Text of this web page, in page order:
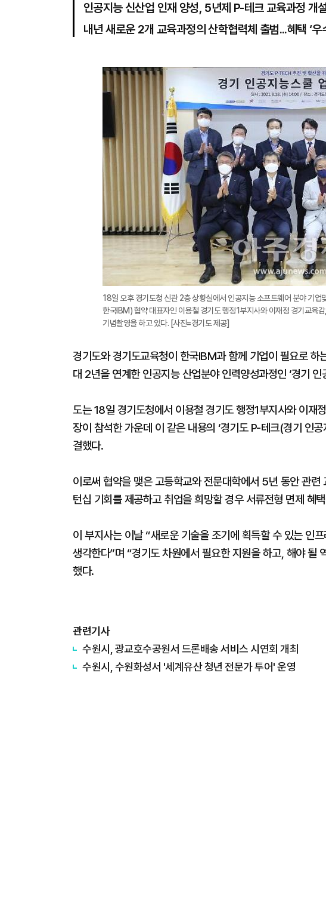
인공지능 신산업 인재 양성, 5년제 P-테크 교육과정 개
내년 새로운 2개 교육과정의 산학협력체 출범...혜택 ‘우
18일 오후 경기도청 신관 2층 상황실에서 인공지능 소프트웨어 분야 기
한국IBM) 협약 대표자인 이용철 경기도 행정1부지사와 이재정 경기교육
기념촬영을 하고 있다. [사진=경기도 제공]
경기도와 경기도교육청이 한국IBM과 함께 기업이 필요로
대 2년을 연계한 인공지능 산업분야 인력양성과정인 ‘경기
도는 18일 경기도청에서 이용철 경기도 행정1부지사와 이재
장이 참석한 가운데 이 같은 내용의 ‘경기도 P-테크(경기 인
결했다.
이로써 협약을 맺은 고등학교와 전문대학에서 5년 동안 관
턴십 기회를 제공하고 취업을 희망할 경우 서류전형 면제 혜
이 부지사는 이날 “새로운 기술을 조기에 획득할 수 있는 인
생각한다”며 “경기도 차원에서 필요한 지원을 하고, 해야 될
했다.
관련기사
수원시, 광교호수공원서 드론배송 서비스 시연회 개최
수원시, 수원화성서 '세계유산 청년 전문가 투어' 운영